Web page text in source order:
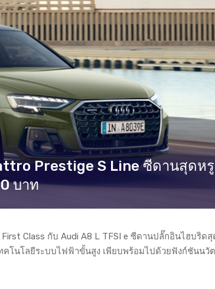
Prestige S Line ซีดานสุดห
บาท
Class กับ Audi A8 L TFSI e ซีดานปลั๊กอินไฮบริด
คโนโลยีระบบไฟฟ้าขั้นสูง เพียบพร้อมไปด้วยฟังก์ชันนวั